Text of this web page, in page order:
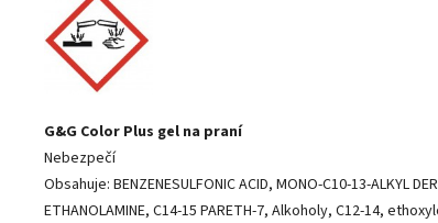
G&G Color Plus gel na praní
Nebezpečí
Obsahuje: BENZENESULFONIC ACID, MONO-C10-13-ALKYL
ETHANOLAMINE, C14-15 PARETH-7, Alkoholy, C12-14,